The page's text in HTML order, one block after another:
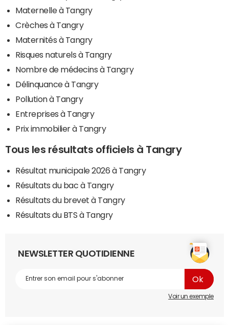
Maternelle à Tangry
Crèches à Tangry
Maternités à Tangry
Risques naturels à Tangry
Nombre de médecins à Tangry
Délinquance à Tangry
Pollution à Tangry
Entreprises à Tangry
Prix immobilier à Tangry
Tous les résultats officiels à Tangry
Résultat municipale 2026 à Tangry
Résultats du bac à Tangry
Résultats du brevet à Tangry
Résultats du BTS à Tangry
NEWSLETTER QUOTIDIENNE
Voir un exemple